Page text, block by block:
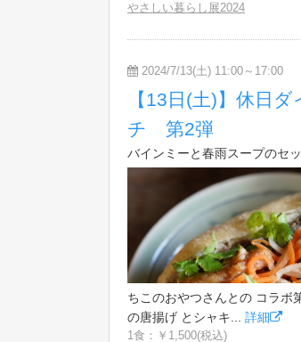
やさしい暮らし展2024
2024/7/13(土) 11:00～17:00
【13日(土)】休日
チ 第2弾
バインミーと春雨スープのセ
ちこのおやつさんとの コラボ
の唐揚げ とシャキ... 詳細
1食：￥1,500(税込)